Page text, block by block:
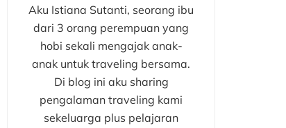
Aku Istiana Sutanti, seorang ibu
dari 3 orang perempuan yang
hobi sekali mengajak anak-
anak untuk traveling bersama.
Di blog ini aku sharing
pengalaman traveling kami
sekeluarga plus pelajaran